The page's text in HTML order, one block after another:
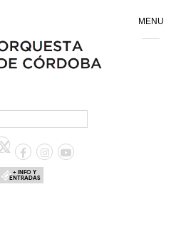
+ INFO Y
ENTRADAS
MENU